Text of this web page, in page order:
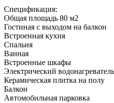
Спецификация:
Общая площадь 80 м2
Гостиная с выходом на балкон
Встроенная кухня
Спальня
Ванная
Встроенные шкафы
Электрический водонагреватель
Керамическая плитка на полу
Балкон
Автомобильная парковка